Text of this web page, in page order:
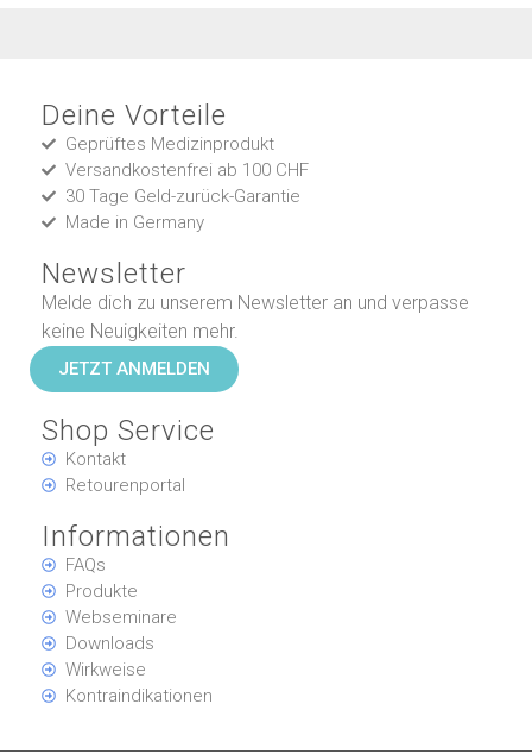
Deine Vorteile
Geprüftes Medizinprodukt
Versandkostenfrei ab 100 CHF
30 Tage Geld-zurück-Garantie
Made in Germany
Newsletter
Melde dich zu unserem Newsletter an und verpasse
keine Neuigkeiten mehr.
JETZT ANMELDEN
Shop Service
Kontakt
Retourenportal
Informationen
FAQs
Produkte
Webseminare
Downloads
Wirkweise
Kontraindikationen